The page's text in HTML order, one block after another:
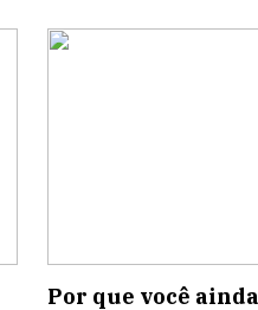
Por que você